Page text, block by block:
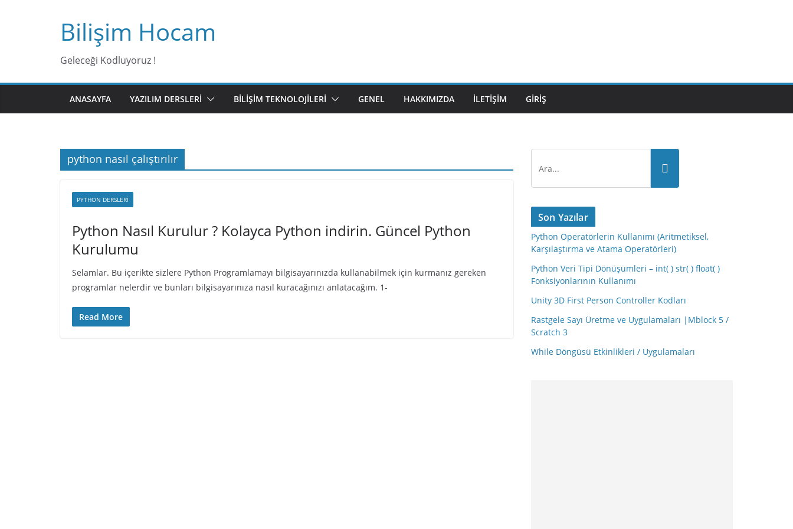
Bilişim Hocam
Geleceği Kodluyoruz !
ANASAYFA YAZILIM DERSLERI BILIŞIM TEKNOLOJILERI GENEL HAKKIMIZDA İLETIŞIM GIRIŞ
python nasıl çalıştırılır
PYTHON DERSLERI
Python Nasıl Kurulur ? Kolayca Python indirin. Güncel Python
Kurulumu
Selamlar. Bu içerikte sizlere Python Programlamayı bilgisayarınızda kullanabilmek için kurmanız gereken
programlar nelerdir ve bunları bilgisayarınıza nasıl kuracağınızı anlatacağım. 1-
Read More
Son Yazılar
Python Operatörlerin Kullanımı (Aritmetiksel,
Karşılaştırma ve Atama Operatörleri)
Python Veri Tipi Dönüşümleri – int( ) str( ) float( )
Fonksiyonlarının Kullanımı
Unity 3D First Person Controller Kodları
Rastgele Sayı Üretme ve Uygulamaları |Mblock 5 /
Scratch 3
While Döngüsü Etkinlikleri / Uygulamaları